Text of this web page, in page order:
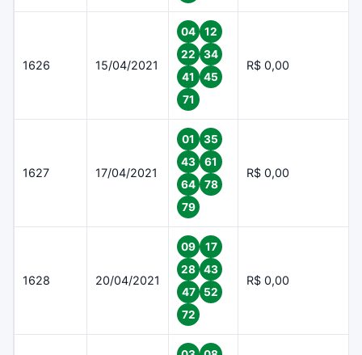
1626 15/04/2021
04
12
22
34
41
45
71
R$ 0,00
1627 17/04/2021
01
35
43
61
64
78
79
R$ 0,00
1628 20/04/2021
09
17
28
43
47
52
72
R$ 0,00